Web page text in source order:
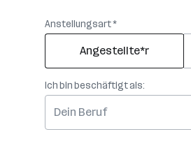
Anstellungsart *
Angestellte*r
Ich bin beschäftigt als: